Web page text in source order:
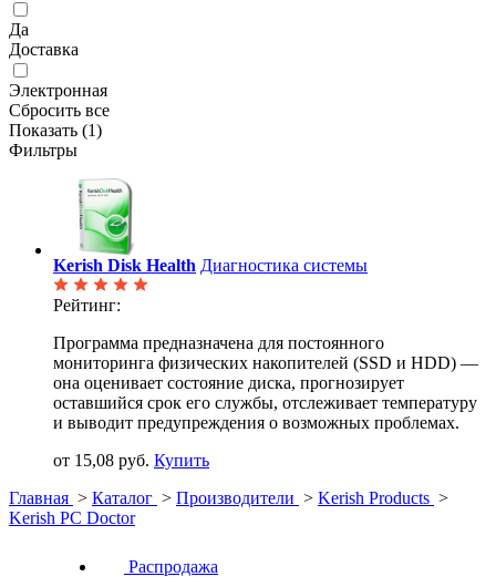
Да
Доставка
Электронная
Сбросить все
Показать (1)
Фильтры
Kerish Disk Health Диагностика системы
Рейтинг:
Программа предназначена для постоянного
мониторинга физических накопителей (SSD и HDD) —
она оценивает состояние диска, прогнозирует
оставшийся срок его службы, отслеживает температуру
и выводит предупреждения о возможных проблемах.
от 15,08 руб. Купить
Главная > Каталог > Производители > Kerish Products >
Kerish PC Doctor
Распродажа